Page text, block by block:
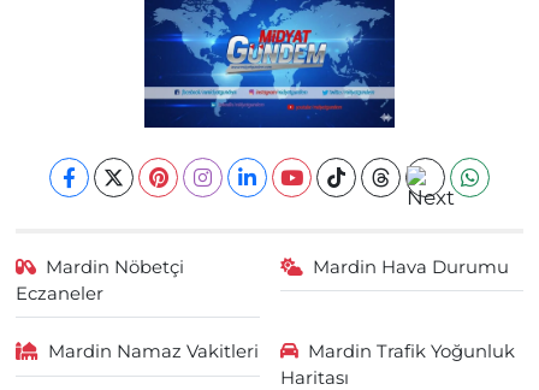
Mardin Nöbetçi
Eczaneler
Mardin Hava Durumu
Mardin Namaz Vakitleri
Mardin Trafik Yoğunluk
Haritası